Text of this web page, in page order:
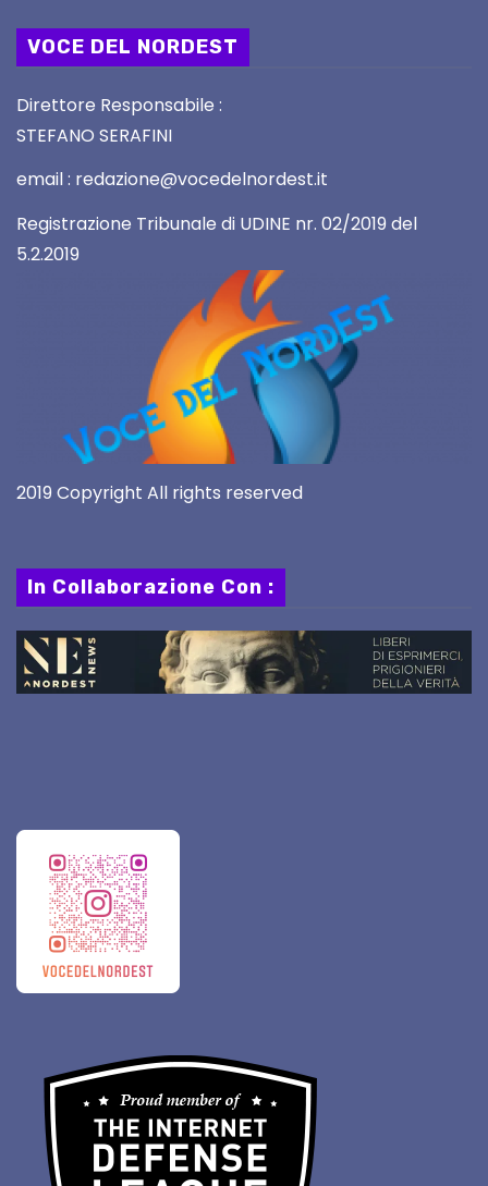
VOCE DEL NORDEST
Direttore Responsabile :
STEFANO SERAFINI
email : redazione@vocedelnordest.it
Registrazione Tribunale di UDINE nr. 02/2019 del
5.2.2019
2019 Copyright All rights reserved
In Collaborazione Con :